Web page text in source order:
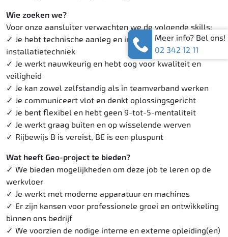
Wie zoeken we?
Voor onze aansluiter verwachten we de volgende skills:
Je hebt technische aanleg en interesse in hydrauliek en
installatietechniek
Je werkt nauwkeurig en hebt oog voor kwaliteit en
veiligheid
Je kan zowel zelfstandig als in teamverband werken
Je communiceert vlot en denkt oplossingsgericht
Je bent flexibel en hebt geen 9-tot-5-mentaliteit
Je werkt graag buiten en op wisselende werven
Rijbewijs B is vereist, BE is een pluspunt
Wat heeft Geo-project te bieden?
We bieden mogelijkheden om deze job te leren op de
werkvloer
Je werkt met moderne apparatuur en machines
Er zijn kansen voor professionele groei en ontwikkeling
binnen ons bedrijf
We voorzien de nodige interne en externe opleiding(en)
Meer info? Bel ons!
02 342 12 11